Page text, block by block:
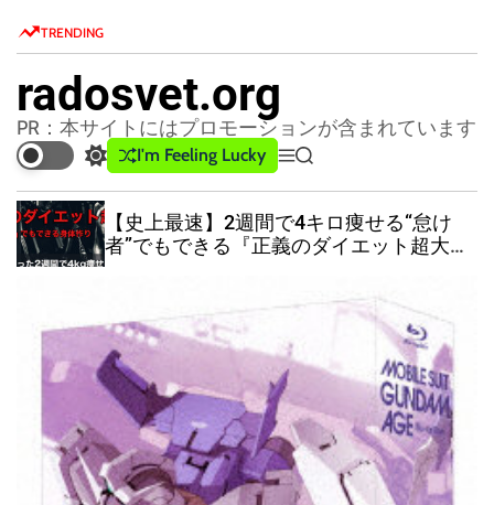
TRENDING
radosvet.org
PR：本サイトにはプロモーションが含まれています
S
w
i
t
c
o
r
o
d
e
I'm Feeling Lucky
M
e
u
S
e
r
c
【史上最速】2週間で4キロ痩せる“怠け
者”でもできる『正義のダイエット超大